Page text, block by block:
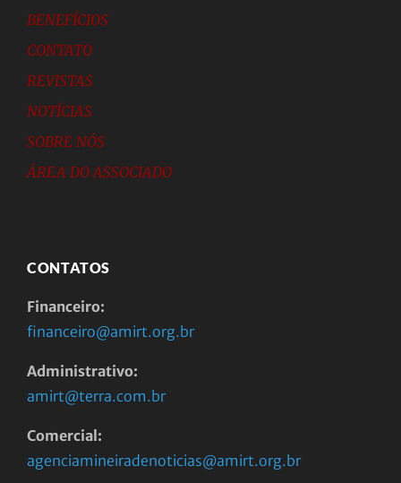
BENEFÍCIOS
CONTATO
REVISTAS
NOTÍCIAS
SOBRE NÓS
ÁREA DO ASSOCIADO
CONTATOS
Financeiro:
financeiro@amirt.org.br
Administrativo:
amirt@terra.com.br
Comercial:
agenciamineiradenoticias@amirt.org.br